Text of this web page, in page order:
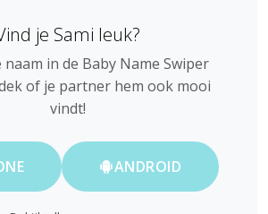
je Sami leuk?
naam in de Baby Name Swiper
of je partner hem ook mooi
vindt!
ANDROID